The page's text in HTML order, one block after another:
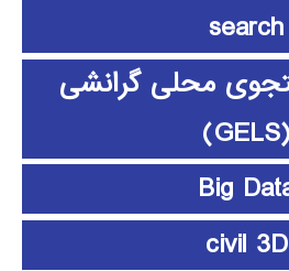
search
محلی گرانشی
(GELS)
Big
civil 3D